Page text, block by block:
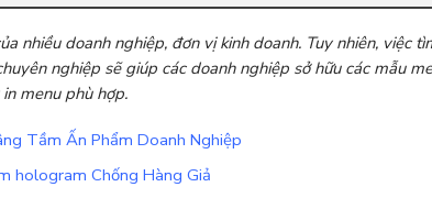
nhiều doanh nghiệp, đơn vị kinh doanh. Tuy nhiên, việc
nghiệp sẽ giúp các doanh nghiệp sở hữu các mẫu
menu phù hợp.
Tầm Ấn Phẩm Doanh Nghiệp
hologram Chống Hàng Giả